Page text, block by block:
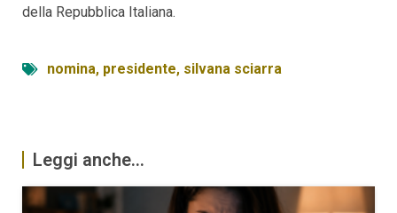
della Repubblica Italiana.
nomina, presidente, silvana sciarra
Leggi anche...